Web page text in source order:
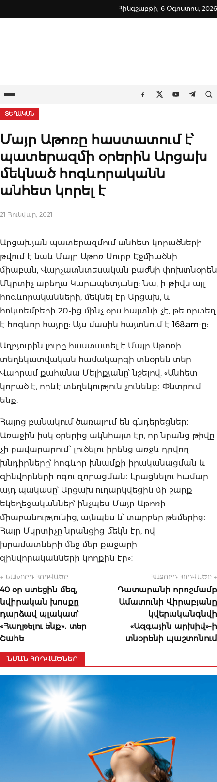
to
Հինգշաբթի, 6 Օգոստոս, 2026
Ընտրացանկ Facebook
TwitterYoutube
ՏԵՂԱԿԱՆ
Մայր Աթոռը հաստատում է՝
պատերազմի օրերին Արցախ
մեկնած հոգևորականն
անհետ կորել է
21 Հունվար, 2021
Արցախյան պատերազմում անհետ կորածների
թվում է նաև Մայր Աթոռ Սուրբ Էջմիածնի
միաբան, Վարչատնտեսական բաժնի փոխտնօրեն
Մկրտիչ աբեղա Կարապետյանը: Նա, ի թիվս այլ
հոգևորականների, մեկնել էր Արցախ, և
հոկտեմբերի 20-ից մինչ օրս հայտնի չէ, թե որտեղ
է հոգևոր հայրը: Այս մասին հայտնում է 168.am-ը:
Աղբյուրին լուրը հաստատել է Մայր Աթոռի
տեղեկատվական համակարգի տնօրեն տեր
Վահրամ քահանա Մելիքյանը՝ նշելով. «Անհետ
կորած է, որևէ տեղեկություն չունենք։ Փնտրում
ենք:
Հայոց բանակում ծառայում են գնդերեցներ։
Առաջին իսկ օրերից ակնհայտ էր, որ նրանց թիվը
չի բավարարում՝ լուծելու իրենց առջև դրվող
խնդիրները՝ հոգևոր խնամքի իրականացման և
զինվորների ոգու զորացման։ Լրացնելու համար
այդ պակասը՝ Արցախ ուղարկվեցին մի շարք
եկեղեցականներ՝ ինչպես Մայր Աթոռի
միաբանությունից, այնպես և՝ տարբեր թեմերից։
Հայր Մկրտիչը նրանցից մեկն էր, ով
խրամատների մեջ մեր քաջարի
զինվորականների կողքին էր»։
← ՆԱԽՈՐԴ ՀՈԴՎԱԾԸ
40 օր ստեցին մեզ,
նվիրական խոսքը
դարձավ պլակատ՝
«Հաղթելու ենք»․ տեր
Շահե
ՀԱՋՈՐԴ ՀՈԴՎԱԾԸ →
Դատարանի որոշմամբ
Ամատունի Վիրաբյանը
կվերականգնվի
«Ազգային արխիվ»-ի
տնօրենի պաշտոնում
ՆՄԱՆ ՀՈԴՎԱԾՆԵՐ